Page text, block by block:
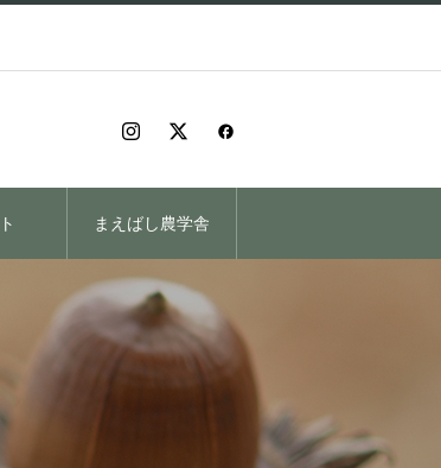
まえばし農学舎